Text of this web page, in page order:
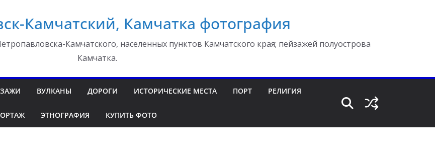
Камчатский, Камчатка фотография
Камчатского, населенных пунктов Камчатского края; пейзажей полуострова
Камчатка.
ВУЛКАНЫ ДОРОГИ ИСТОРИЧЕСКИЕ МЕСТА ПОРТ РЕЛИГИЯ
ЭТНОГРАФИЯ КУПИТЬ ФОТО